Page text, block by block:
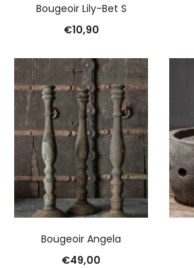
Bougeoir Lily-Bet S
€10,90
Bougeoir Angela
€49,00